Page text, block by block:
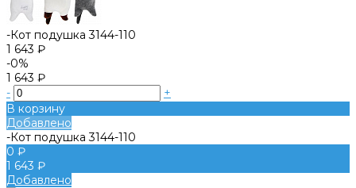
-Кот подушка 3144-110
1 643 ₽
-0%
1 643 ₽
-
+
В корзину
Добавлено
-Кот подушка 3144-110
0 ₽
1 643 ₽
Добавлено